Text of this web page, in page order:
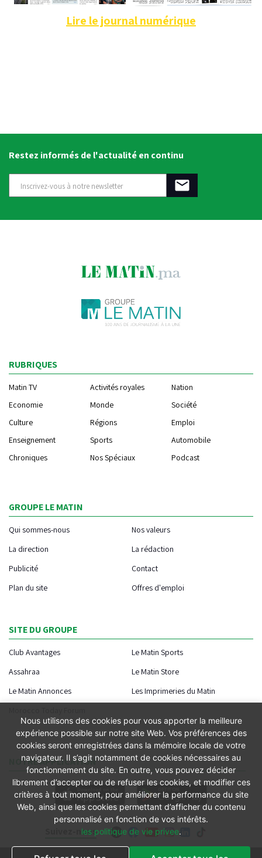
Lire le journal numérique
Restez informés de l'actualité en continu
Suivez-nous
RUBRIQUES
Matin TV Activités royales
Nation
Economie
Monde
Société
Culture
Régions
Emploi
Enseignement
Sports
Automobile
Chroniques
Nos Spéciaux Podcast
GROUPE LE MATIN
Qui sommes-nous
Nos valeurs
La direction
La rédaction
Publicité
Contact
Plan du site
Offres d'emploi
SITE DU GROUPE
Club Avantages
Le Matin Sports
Assahraa
Le Matin Store
Le Matin Annonces
Les Imprimeries du Matin
NOTRE APPLICATION
Nous utilisons des cookies pour vous apporter la meilleure
expérience possible sur notre site Web. Vos préférences des
cookies seront enregistrées dans la mémoire locale de votre
navigateur. Il s’agit notamment de cookies nécessaires au
fonctionnement du site. En outre, vous pouvez décider
librement d’accepter ou de refuser les cookies, et modifier ces
critères à tout moment, pour améliorer la performance du site
Web, ainsi que les cookies permettant d’afficher du contenu
personnalisé en fonction de vos intérêts.
les politique de vie privee.